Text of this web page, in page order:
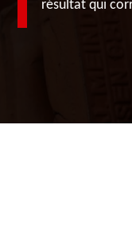
résultat qui